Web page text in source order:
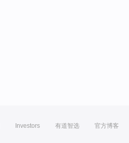
Investors 有道智选 官方博客